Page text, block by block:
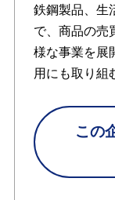
鉄鋼製品、生
で、商品の売
様な事業を展
用にも取り組
この